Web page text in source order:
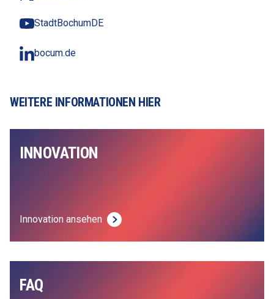
StadtBochumDE
bocum.de
WEITERE INFORMATIONEN HIER
INNOVATION
Innovation ansehen
FAQ